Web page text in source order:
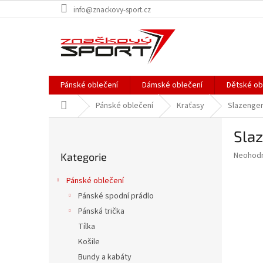
na
info@znackovy-sport.cz
Pánské oblečení Dámské oblečení Dětské
Domů Pánské oblečení Kraťasy
kategorie
Kategorie
Pánské oblečení
Pánské spodní prádlo
Pánská trička
Tílka
Košile
Bundy a kabáty